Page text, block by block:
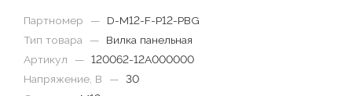
Партномер —
D-M12-F-P12-PBG
Тип товара
—
Вилка панельная
Артикул
— 120062-12A000000
Напряжение, В
— 30